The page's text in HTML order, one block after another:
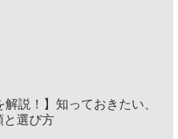
解説！】知っておきたい、
と選び方